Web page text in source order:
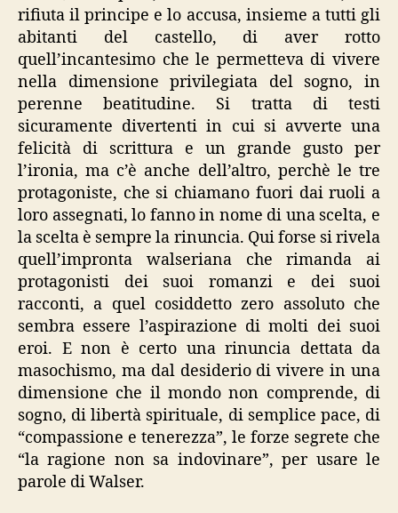
rifiuta il principe e lo accusa, insieme a tutti gli
abitanti del castello, di aver rotto
quell’incantesimo che le permetteva di vivere
nella dimensione privilegiata del sogno, in
perenne beatitudine. Si tratta di testi
sicuramente divertenti in cui si avverte una
felicità di scrittura e un grande gusto per
l’ironia, ma c’è anche dell’altro, perchè le tre
protagoniste, che si chiamano fuori dai ruoli a
loro assegnati, lo fanno in nome di una scelta, e
la scelta è sempre la rinuncia. Qui forse si rivela
quell’impronta walseriana che rimanda ai
protagonisti dei suoi romanzi e dei suoi
racconti, a quel cosiddetto zero assoluto che
sembra essere l’aspirazione di molti dei suoi
eroi. E non è certo una rinuncia dettata da
masochismo, ma dal desiderio di vivere in una
dimensione che il mondo non comprende, di
sogno, di libertà spirituale, di semplice pace, di
“compassione e tenerezza”, le forze segrete che
“la ragione non sa indovinare”, per usare le
parole di Walser.